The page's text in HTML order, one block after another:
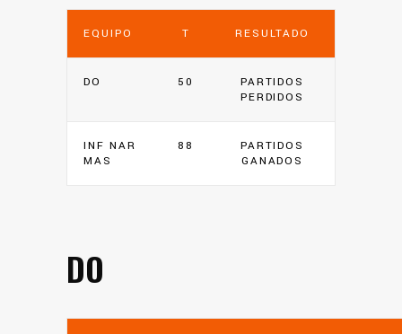
EQUIPO T RESULTADO
DO 50
PARTIDOS
PERDIDOS
INF NAR
MAS
88
PARTIDOS
GANADOS
DO